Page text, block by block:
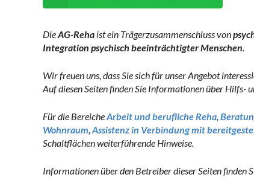
DieAG-Reha ist ein Trägerzusammenschluss von
Integration psychisch beeinträchtigter Menschen
Wir freuen uns, dass Sie sich für unser Angebot
Auf diesen Seiten finden Sie Informationen über Hilfs-
Für die BereicheArbeit und berufliche Reha
Wohnraum Assistenz in Verbindung mit
Schaltflächen weiterführende Hinweise.
Informationen über den Betreiber dieser Seiten finden